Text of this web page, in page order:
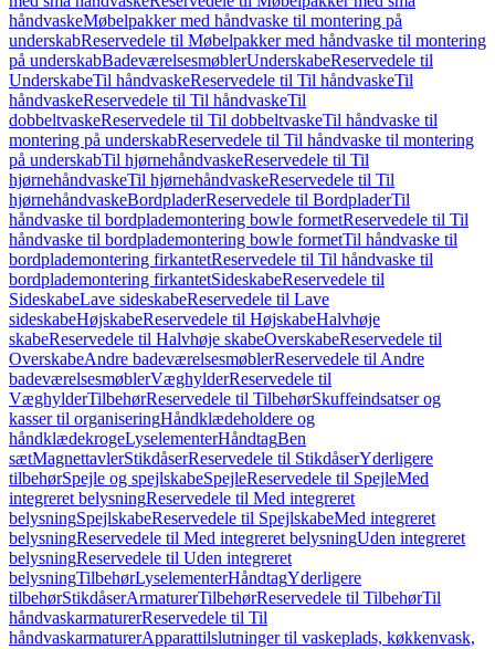
håndvaskeMøbelpakker med håndvaske til montering på
underskabReservedele til Møbelpakker med håndvaske til montering
på underskabBadeværelsesmøblerUnderskabeReservedele til
UnderskabeTil håndvaskeReservedele til Til håndvaskeTil
håndvaskeReservedele til Til håndvaskeTil
dobbeltvaskeReservedele til Til dobbeltvaskeTil håndvaske til
montering på underskabReservedele til Til håndvaske til montering
på underskabTil hjørnehåndvaskeReservedele til Til
hjørnehåndvaskeTil hjørnehåndvaskeReservedele til Til
hjørnehåndvaskeBordpladerReservedele til BordpladerTil
håndvaske til bordplademontering bowle formetReservedele til Til
håndvaske til bordplademontering bowle formetTil håndvaske til
bordplademontering firkantetReservedele til Til håndvaske til
bordplademontering firkantetSideskabeReservedele til
SideskabeLave sideskabeReservedele til Lave
sideskabeHøjskabeReservedele til HøjskabeHalvhøje
skabeReservedele til Halvhøje skabeOverskabeReservedele til
OverskabeAndre badeværelsesmøblerReservedele til Andre
badeværelsesmøblerVæghylderReservedele til
VæghylderTilbehørReservedele til TilbehørSkuffeindsatser og
kasser til organiseringHåndklædeholdere og
håndklædekrogeLyselementerHåndtagBen
sætMagnettavlerStikdåserReservedele til StikdåserYderligere
tilbehørSpejle og spejlskabeSpejleReservedele til SpejleMed
integreret belysningReservedele til Med integreret
belysningSpejlskabeReservedele til SpejlskabeMed integreret
belysningReservedele til Med integreret belysningUden integreret
belysningReservedele til Uden integreret
belysningTilbehørLyselementerHåndtagYderligere
tilbehørStikdåserArmaturerTilbehørReservedele til TilbehørTil
håndvaskarmaturerReservedele til Til
håndvaskarmaturerApparattilslutninger til vaskeplads, køkkenvask,